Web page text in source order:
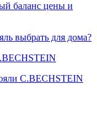
баланс цены и
выбрать для дома?
C.BECHSTEIN